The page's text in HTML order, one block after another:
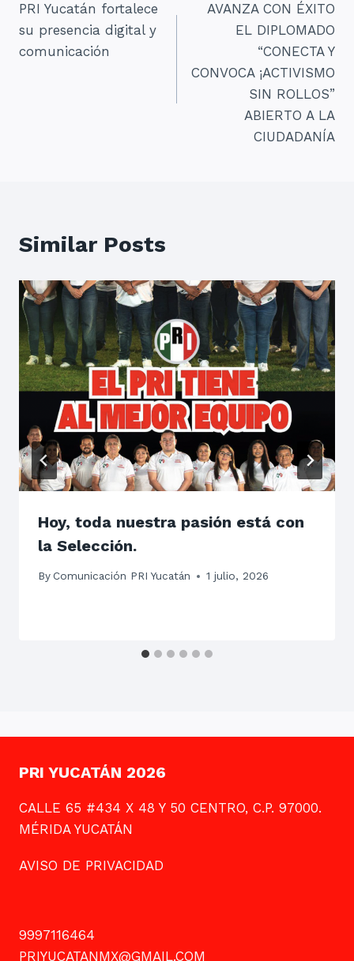
de
entradas
PRI Yucatán fortalece
su presencia digital y
comunicación
AVANZA CON ÉXITO
EL DIPLOMADO
“CONECTA Y
CONVOCA ¡ACTIVISMO
SIN ROLLOS”
ABIERTO A LA
CIUDADANÍA
Similar Posts
Hoy, toda nuestra pasión está con
la Selección.
By Comunicación PRI Yucatán 1 julio, 2026
PRI YUCATÁN 2026
CALLE 65 #434 X 48 Y 50 CENTRO, C.P. 97000.
MÉRIDA YUCATÁN
AVISO DE PRIVACIDAD
9997116464
PRIYUCATANMX@GMAIL.COM